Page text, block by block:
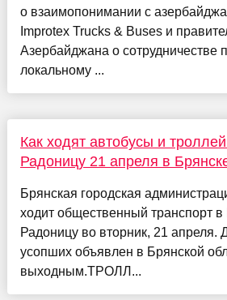
о взаимопонимании с
Improtex Trucks & Buses и
Азербайджана о сотрудничестве
локальному ...
Как ходят автобусы и
Радоницу 21 апреля в
Брянская городская
ходит общественный транспорт в
Радоницу во вторник, 21 апреля.
усопших объявлен в Брянской
выходным.ТРОЛЛ...